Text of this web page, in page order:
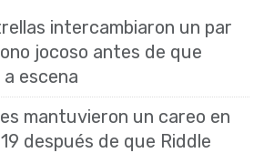
intercambiaron un par
jocoso antes de que
escena
mantuvieron un careo en
después de que Riddle